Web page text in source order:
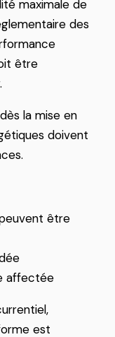
maximale de
des
être
la mise en
doivent
être
affectée
est